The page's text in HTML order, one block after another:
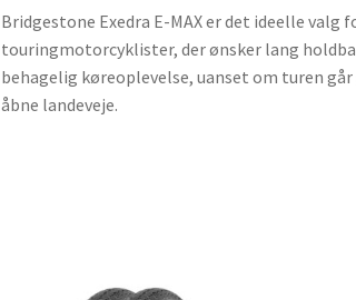
Bridgestone Exedra E-MAX er det ideelle valg
touringmotorcyklister, der ønsker lang
behagelig køreoplevelse, uanset om turen
åbne landeveje.